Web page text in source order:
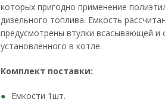
которых пригодно применение
дизельного топлива. Емкость
предусмотрены втулки всасывающей и
установленного в котле.
Комплект поставки:
Емкости 1шт.